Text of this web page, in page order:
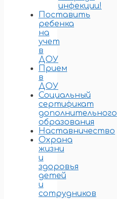
инфекции!
Поставить
ребенка
на
учет
в
ДОУ
Прием
в
ДОУ
Социальный
сертификат
дополнительного
образования
Наставничество
Охрана
жизни
и
здоровья
детей
и
сотрудников